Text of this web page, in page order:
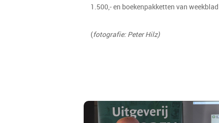
1.500,- en boekenpakketten van weekblad
(fotografie: Peter Hilz)